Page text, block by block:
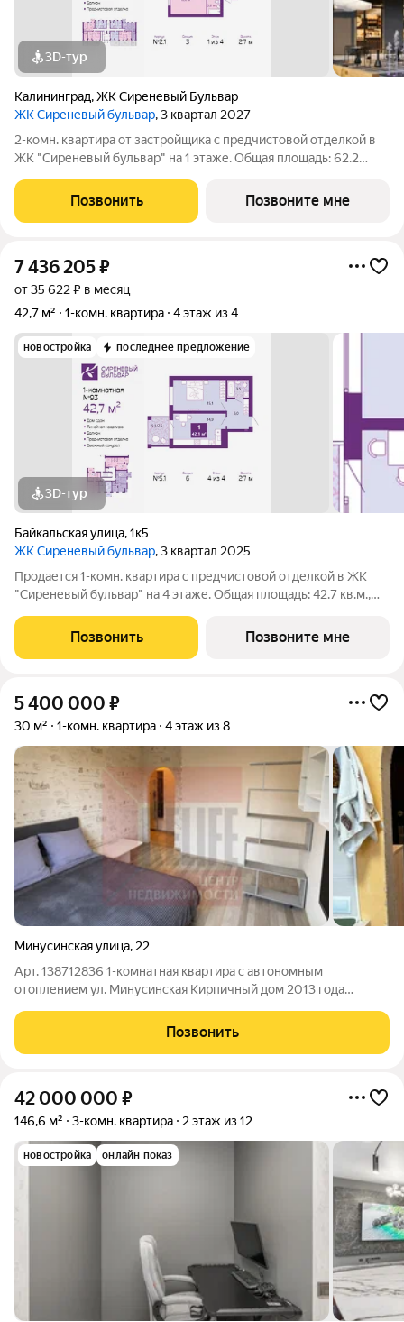
3D-тур
Калининград,ЖК Сиреневый Бульвар
ЖК Сиреневый бульвар, 3 квартал 2027
2-комн. квартира от застройщика с предчистовой отделкой в
ЖК "Сиреневый бульвар" на 1 этаже. Общая площадь: 62.2
13 кв.м. Угловая квартира, идеально подойдет любителям
тишины и панорамных
Позвонить Позвоните мне
7 436 205₽
от 35 622 ₽ в месяц
42,7 м²
1-комн. квартира 4 этаж из 4
новостройка последнее предложение
3D-тур
Байкальская улица,1к5
ЖК Сиреневый бульвар, 3 квартал 2025
Продается 1-комн. квартира с предчистовой отделкой в ЖК
"Сиреневый бульвар" на 4 этаже. Общая площадь: 42.7 кв.м.,
кв.м. Все окна выходят на одну сторону. В квартире один
балкон, один
Позвонить Позвоните мне
5 400 000 ₽
30 м² 1-комн. квартира 4 этаж из 8
Минусинская улица, 22
Арт. 138712836 1-комнатная квартира с автономным
отоплением ул. Минусинская Кирпичный дом 2013 года
чтобы сразу заехать и жить без лишних расходов? Обратите
внимание на этот вариант в Московском
Позвонить
42 000 000 ₽
146,6 м² 3-комн. квартира 2 этаж из 12
новостройка онлайн показ